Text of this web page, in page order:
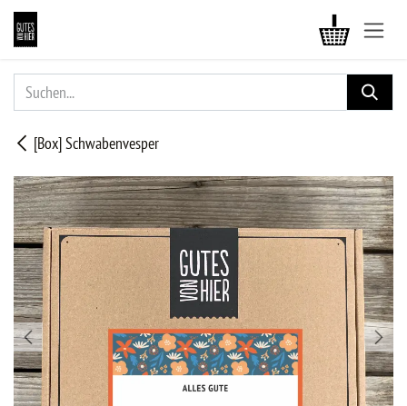
ZUM INHALT SPRINGEN
[Box] Schwabenvesper